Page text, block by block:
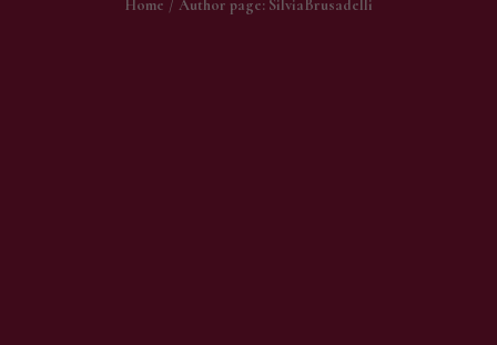
Home Author page: SilviaBrusadelli